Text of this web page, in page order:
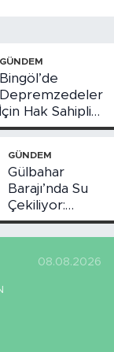
GÜNDEM
Bingöl’de
Depremzedeler
İçin Hak Sahipliği
Askı Süreci
GÜNDEM
Gülbahar
Barajı’nda Su
Çekiliyor:
Piknikçi Sayısı
Azaldı
08.08.2026